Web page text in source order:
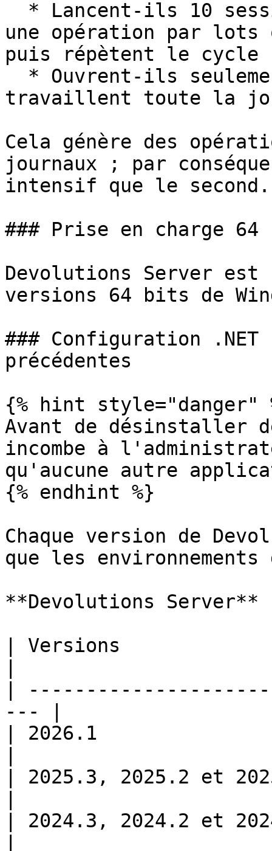
une opération par lots
puis répètent le cycle
travaillent toute la
Cela génère des
journaux ; par
intensif que le second.
### Prise en charge
Devolutions Server
versions 64 bits de
### Configuration
précédentes
{% hint style="danger"
Avant de désinstaller
incombe à
qu'aucune autre
{% endhint %}
Chaque version de
que les
**Devolutions Server**
| Versions
|
--- |
| 2026.1
| 2025.3, 2025.2 et
| 2024.3, 2024.2 et